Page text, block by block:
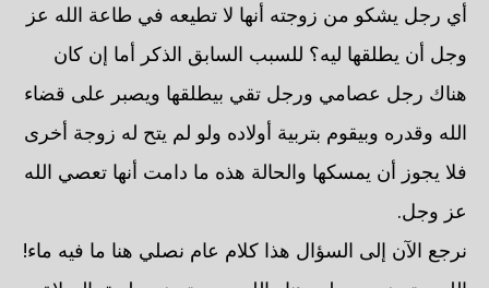
أي رجل يشكو من زوجته أنها لا تطيعه في طاعة الله عز
وجل أن يطلقها ليه؟ للسبب السابق الذكر أما إن كان
هناك رجل عصامي ورجل تقي بيطلقها ويصبر على قضاء
الله وقدره وبيقوم بتربية أولاده ولو لم يتح له زوجة أخرى
فلا يجوز أن يمسكها والحالة هذه ما دامت أنها تعصي الله
عز وجل.
نرجع الآن إلى السؤال هذا كلام عام نصلي هنا ما فيه ماء!